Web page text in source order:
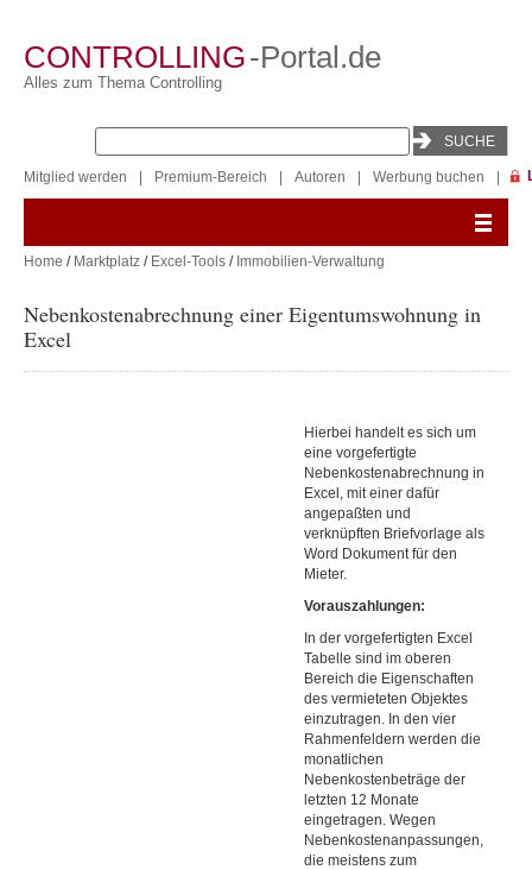
CONTROLLING-Portal.de
Alles zum Thema Controlling
Mitglied werden Premium-Bereich Autoren Werbung buchen
Home / Marktplatz / Excel-Tools / Immobilien-Verwaltung
Nebenkostenabrechnung einer Eigentumswohnung in
Excel
Hierbei handelt es sich um
eine vorgefertigte
Nebenkostenabrechnung in
Excel, mit einer dafür
angepaßten und
verknüpften Briefvorlage als
Word Dokument für den
Mieter.
Vorauszahlungen:
In der vorgefertigten Excel
Tabelle sind im oberen
Bereich die Eigenschaften
des vermieteten Objektes
einzutragen. In den vier
Rahmenfeldern werden die
monatlichen
Nebenkostenbeträge der
letzten 12 Monate
eingetragen. Wegen
Nebenkostenanpassungen,
die meistens zum